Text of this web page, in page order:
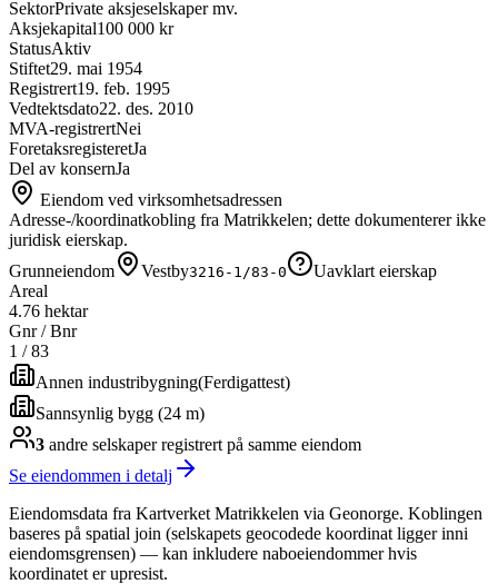
SektorPrivate aksjeselskaper mv.
Aksjekapital100 000 kr
StatusAktiv
Stiftet29. mai 1954
Registrert19. feb. 1995
Vedtektsdato22. des. 2010
MVA-registrertNei
ForetaksregisteretJa
Del av konsernJa
Eiendom ved virksomhetsadressen
Adresse-/koordinatkobling fra Matrikkelen; dette dokumenterer ikke
juridisk eierskap.
Grunneiendom
Vestby3216-1/83-0
Uavklart eierskap
Areal
4.76 hektar
Gnr / Bnr
1 /83
Annen industribygning(Ferdigattest)
Sannsynlig bygg (24 m)
3 andre selskaperregistrert på samme eiendom
Se eiendommen i detalj
Eiendomsdata fra Kartverket Matrikkelen via Geonorge. Koblingen
baseres på spatial join (selskapets geocodede koordinat ligger inni
eiendomsgrensen) — kan inkludere naboeiendommer hvis
koordinatet er upresist.